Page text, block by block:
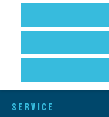
SERVICE